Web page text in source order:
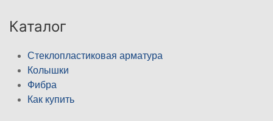
Каталог
Стеклопластиковая арматура
Колышки
Фибра
Как купить